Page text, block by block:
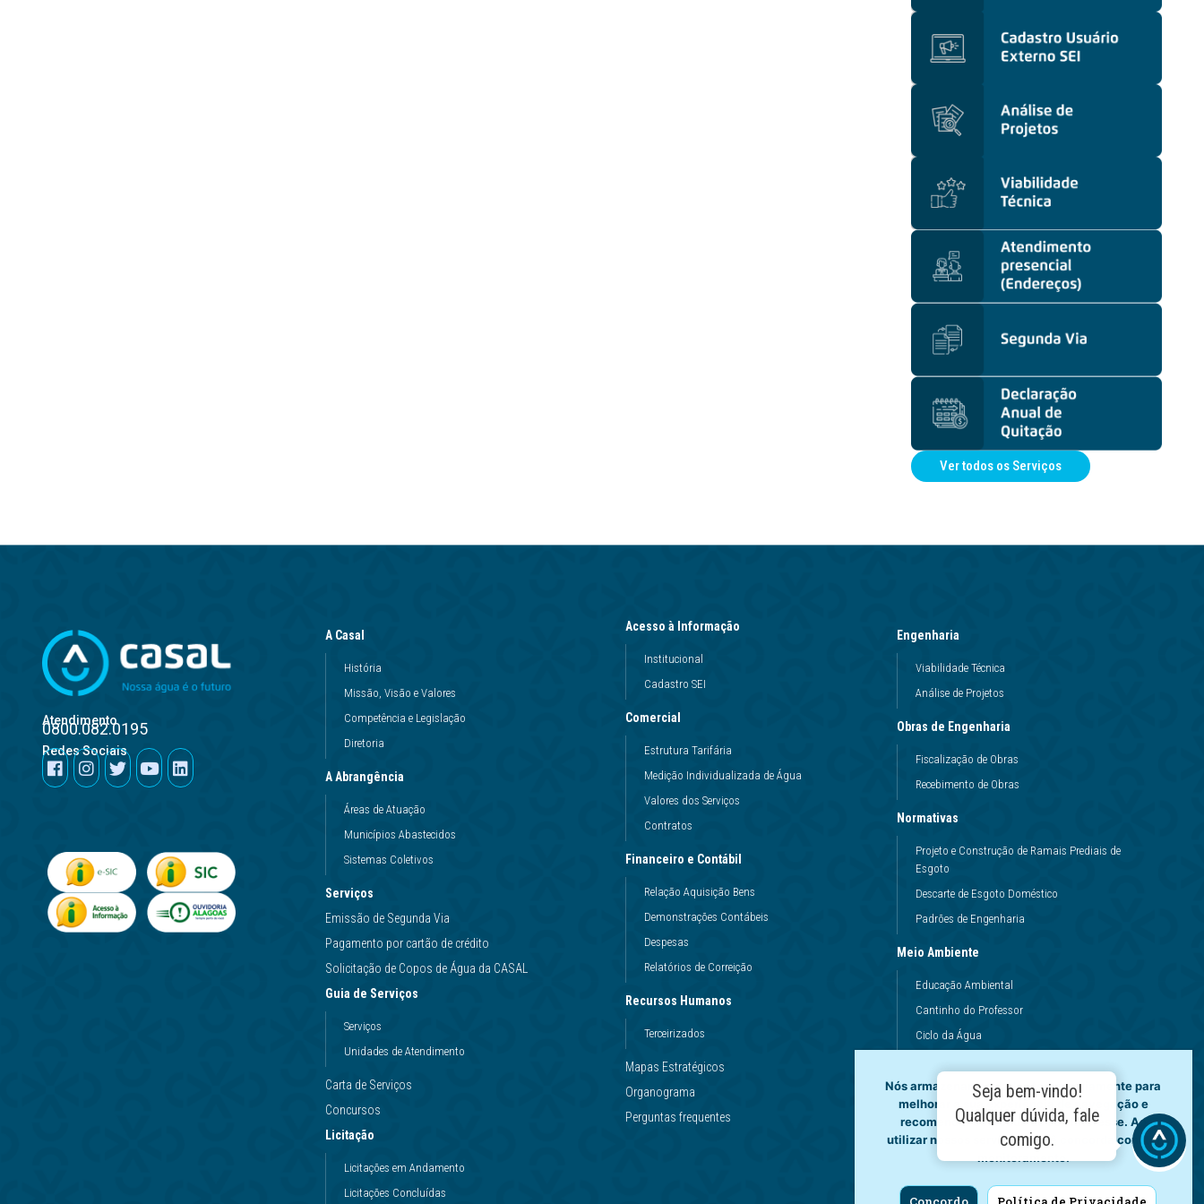
Ver todos os Serviços
Atendimento
0800.082.0195
Redes Sociais
A Casal
História
Missão, Visão e Valores
Competência e Legislação
Diretoria
A Abrangência
Áreas de Atuação
Municípios Abastecidos
Sistemas Coletivos
Serviços
Emissão de Segunda Via
Pagamento por cartão de crédito
Solicitação de Copos de Água da CASAL
Guia de Serviços
Serviços
Unidades de Atendimento
Carta de Serviços
Concursos
Licitação
Licitações em Andamento
Licitações Concluídas
Acesso à Informação
Institucional
Cadastro SEI
Comercial
Estrutura Tarifária
Medição Individualizada de Água
Valores dos Serviços
Contratos
Financeiro e Contábil
Relação Aquisição Bens
Demonstrações Contábeis
Despesas
Relatórios de Correição
Recursos Humanos
Terceirizados
Mapas Estratégicos
Organograma
Perguntas frequentes
Engenharia
Viabilidade Técnica
Análise de Projetos
Obras de Engenharia
Fiscalização de Obras
Recebimento de Obras
Normativas
Projeto e Construção de Ramais Prediais de
Esgoto
Descarte de Esgoto Doméstico
Padrões de Engenharia
Meio Ambiente
Educação Ambiental
Cantinho do Professor
Ciclo da Água
Dinâmicas da Escola
Princípios de Higiene
Utilização da Água
Fale Conosco
Nós armazenamos dados temporariamente para
melhorar a sua experiência de navegação e
recomendar conteúdo de seu interesse. Ao
utilizar nossos serviços, você concorda com tal
Seja bem-vindo!
Qualquer dúvida, fale
comigo.